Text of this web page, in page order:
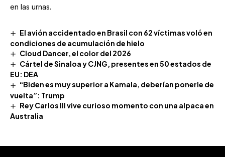
en las urnas.
El avión accidentado en Brasil con 62 víctimas voló en
condiciones de acumulación de hielo
Cloud Dancer, el color del 2026
Cártel de Sinaloa y CJNG, presentes en 50 estados de
EU: DEA
“Biden es muy superior a Kamala, deberían ponerle de
vuelta”: Trump
Rey Carlos III vive curioso momento con una alpaca en
Australia